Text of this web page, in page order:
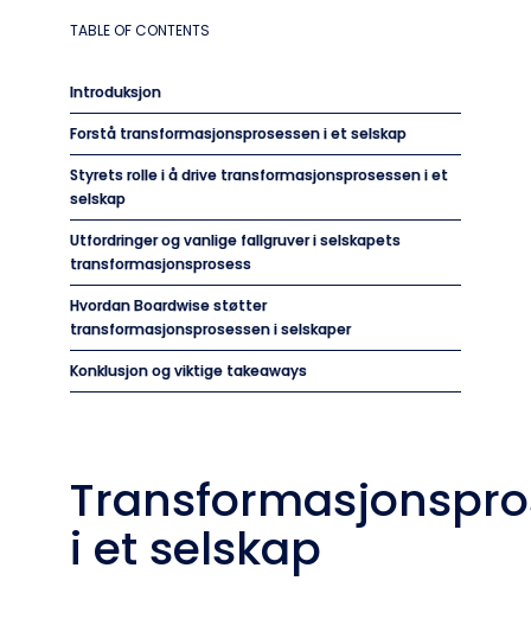
TABLE OF CONTENTS
Introduksjon
Forstå transformasjonsprosessen i et selskap
Styrets rolle i å drive transformasjonsprosessen i et
selskap
Utfordringer og vanlige fallgruver i selskapets
transformasjonsprosess
Hvordan Boardwise støtter
transformasjonsprosessen i selskaper
Konklusjon og viktige takeaways
i et selskap